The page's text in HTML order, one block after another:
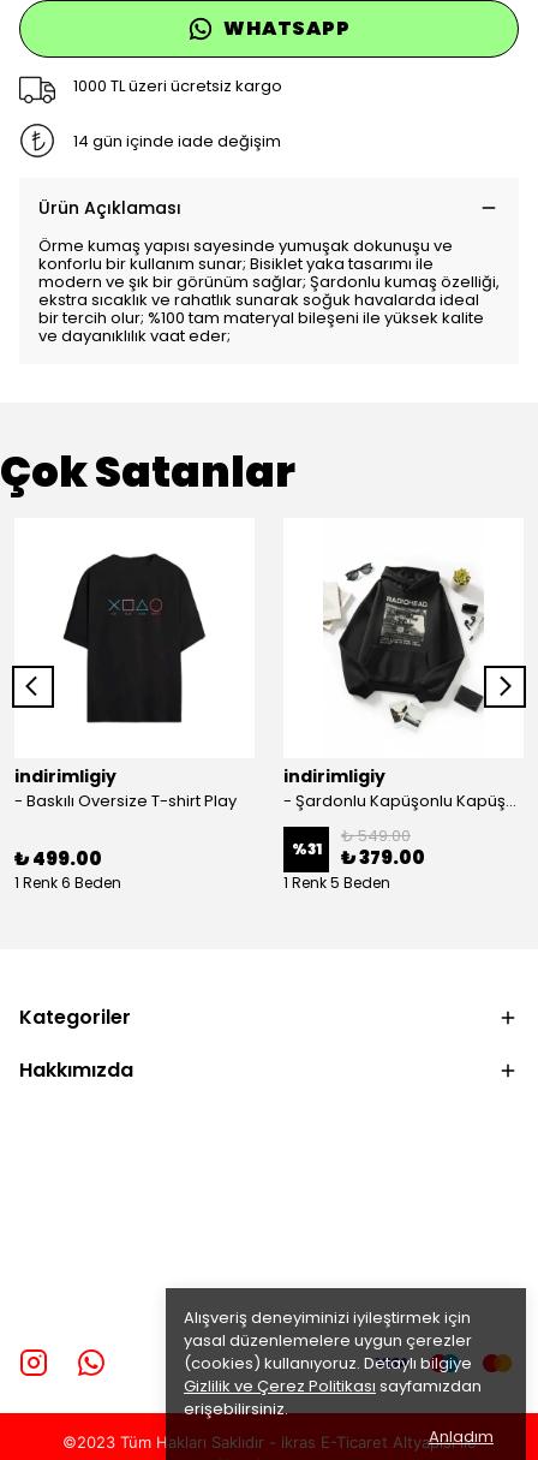
Alışveriş deneyiminizi iyileştirmek için
yasal düzenlemelere uygun çerezler
(cookies) kullanıyoruz. Detaylı bilgiye
Gizlilik ve Çerez Politikası sayfamızdan
erişebilirsiniz.
Anladım
WHATSAPP
1000 TL üzeri ücretsiz kargo
14 gün içinde iade değişim
Ürün Açıklaması
Örme kumaş yapısı sayesinde yumuşak dokunuşu ve
konforlu bir kullanım sunar; Bisiklet yaka tasarımı ile
modern ve şık bir görünüm sağlar; Şardonlu kumaş özelliği,
ekstra sıcaklık ve rahatlık sunarak soğuk havalarda ideal
bir tercih olur; %100 tam materyal bileşeni ile yüksek kalite
ve dayanıklılık vaat eder;
Çok Satanlar
indirimligiy
- Baskılı Oversize T-shirt Play
₺ 499.00
1 Renk 6 Beden
indirimligiy
- Şardonlu Kapüşonlu Kapüşonlu Kanguru Cep Oversize Lastik Paça Sweatshirt Takimi
%31
₺ 549.00
₺ 379.00
1 Renk 5 Beden
Kategoriler
Hakkımızda
©2023 Tüm Hakları Saklıdır - ikras E-Ticaret Altyapısı ile